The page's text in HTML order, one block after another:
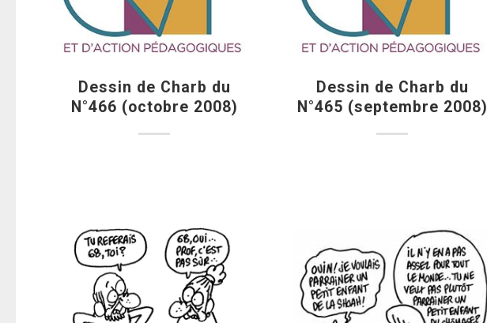
Dessin de Charb du
N°466 (octobre 2008)
Dessin de Charb du
N°465 (septembre 2008)